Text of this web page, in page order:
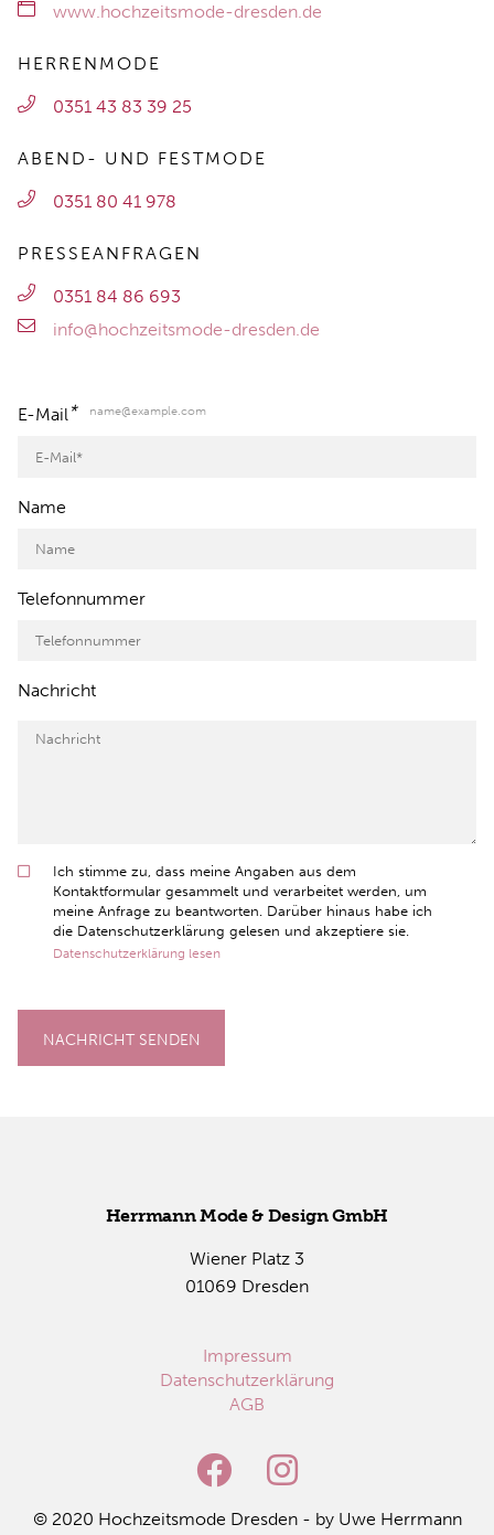
www.hochzeitsmode-dresden.de
HERRENMODE
0351 43 83 39 25
ABEND- UND FESTMODE
0351 80 41 978
PRESSEANFRAGEN
0351 84 86 693
info@hochzeitsmode-dresden.de
E-Mail* name@example.com
Name
Telefonnummer
Nachricht
Ich stimme zu, dass meine Angaben aus dem
Kontaktformular gesammelt und verarbeitet werden, um
meine Anfrage zu beantworten. Darüber hinaus habe ich
die Datenschutzerklärung gelesen und akzeptiere sie.
Datenschutzerklärung lesen
NACHRICHT SENDEN
Herr­mann Mode & De­sign GmbH
Wie­ner Platz 3
01069 Dres­den
Impressum
Datenschutzerklärung
AGB
© 2020 Hoch­zeits­mo­de Dres­den - by Uwe Herr­mann